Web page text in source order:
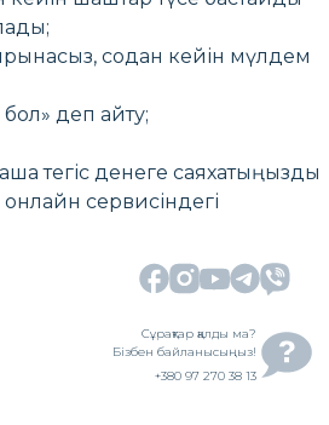
содан кейін мүлдем
бол» деп айту;
тегіс денеге саяхатыңызды
сервисіндегі
Сұрақтар қалды ма?
Бізбен байланысыңыз!
+380 97 270 38 13